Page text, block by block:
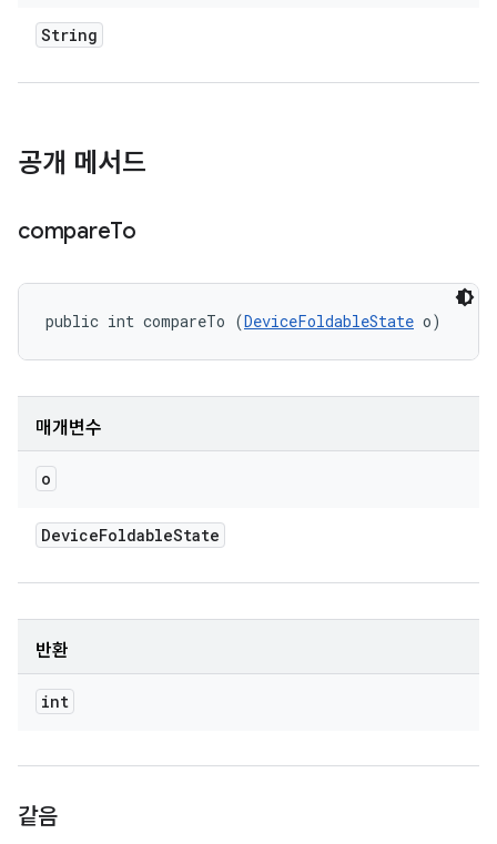
String
공개 메서드
compareTo
public int compareTo (DeviceFoldableState o)
매개변수
o
DeviceFoldableState
반환
int
같음